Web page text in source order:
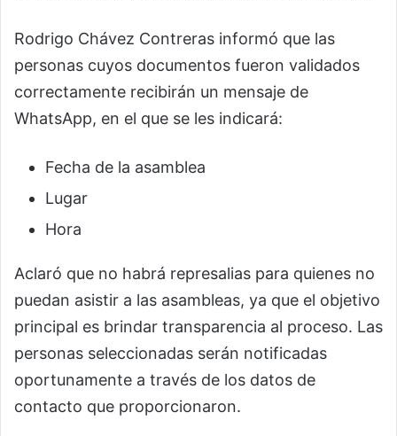
Rodrigo Chávez Contreras informó que las
personas cuyos documentos fueron validados
correctamente recibirán un mensaje de
WhatsApp, en el que se les indicará:
Fecha de la asamblea
Lugar
Hora
Aclaró que no habrá represalias para quienes no
puedan asistir a las asambleas, ya que el objetivo
principal es brindar transparencia al proceso. Las
personas seleccionadas serán notificadas
oportunamente a través de los datos de
contacto que proporcionaron.